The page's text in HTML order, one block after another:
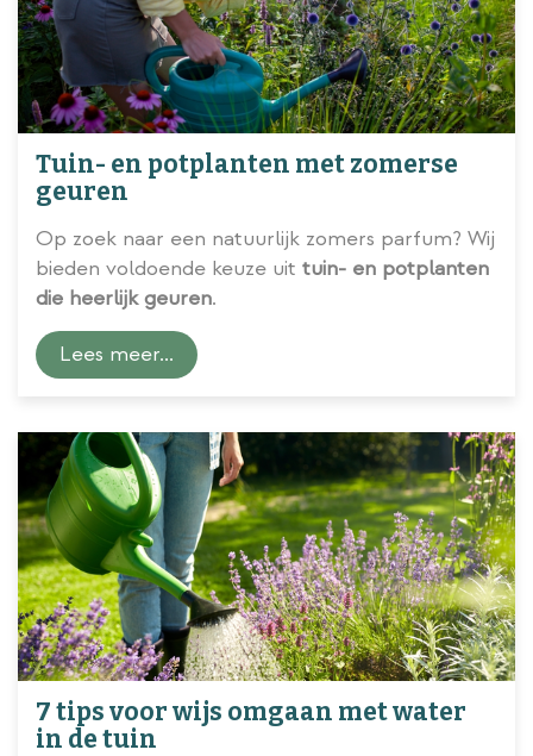
Tuin- en potplanten met zomerse
geuren
Op zoek naar een natuurlijk zomers parfum? Wij
bieden voldoende keuze uit tuin- en potplanten
die heerlijk geuren.
Lees meer...
7 tips voor wijs omgaan met water
in de tuin